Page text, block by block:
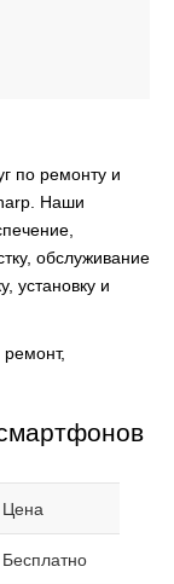
по ремонту и
Наши
обслуживание
установку и
Цена
Бесплатно